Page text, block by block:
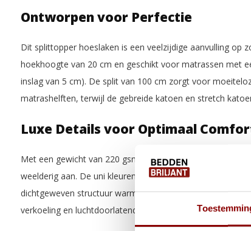
Ontworpen voor Perfectie
Dit splittopper hoeslaken is een veelzijdige aanvulling op
hoekhoogte van 20 cm en geschikt voor matrassen met
inslag van 5 cm). De split van 100 cm zorgt voor
matrashelften, terwijl de gebreide katoen en stretch
Luxe Details voor Optimaal
Met een gewicht van 220 gsm en een dubbele dikte voelt
weelderig aan. De uni kleuren voegen een vleugje
dichtgeweven structuur warmte vasthoudt tijdens koude
verkoeling en luchtdoorlatendheid in warmere seizoenen.